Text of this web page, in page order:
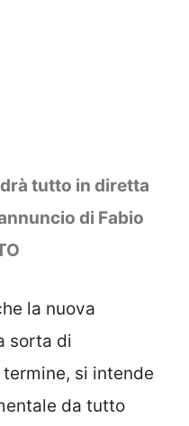
tutto in diretta
di Fabio
la nuova
sorta di
termine, si intende
da tutto